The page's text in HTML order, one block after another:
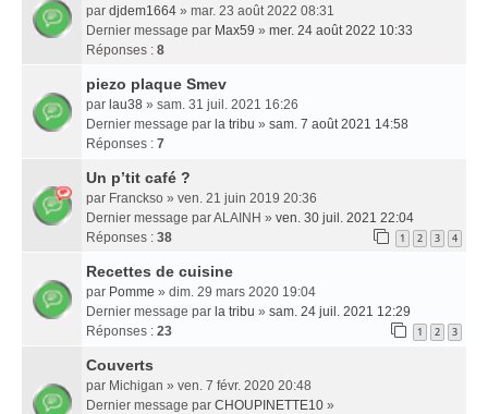
par djdem1664 » mar. 23 août 2022 08:31
Dernier message par Max59 » mer. 24 août 2022 10:33
Réponses : 8
piezo plaque Smev
par lau38 » sam. 31 juil. 2021 16:26
Dernier message par la tribu » sam. 7 août 2021 14:58
Réponses : 7
Un p’tit café ?
par Franckso » ven. 21 juin 2019 20:36
Dernier message parALAINH » ven. 30 juil. 2021 22:04
Réponses : 38 1 2 3 4
Recettes de cuisine
par Pomme » dim. 29 mars 2020 19:04
Dernier message par la tribu » sam. 24 juil. 2021 12:29
Réponses : 23 1 2 3
Couverts
par Michigan » ven. 7 févr. 2020 20:48
Dernier message par CHOUPINETTE10 »